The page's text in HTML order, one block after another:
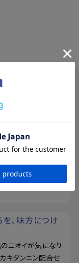
キャンペーン
肌を、もっと好き
登録で500ポイン
、味方につけ
ニオイが気になり
キタンニン配合せ